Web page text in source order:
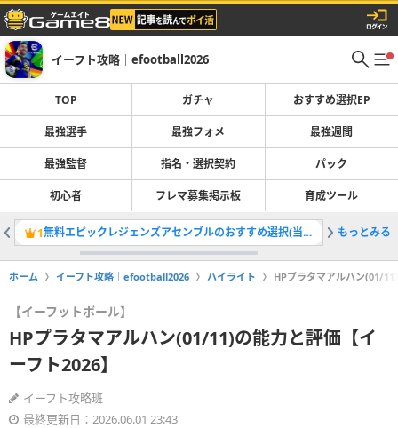
イーフト攻略｜efootball2026
TOP ガチャ おすすめ選択EP
最強選手 最強フォメ 最強週間
最強監督 指名・選択契約 パック
初心者 フレマ募集掲示板 育成ツール
1 無料エピックレジェンズアセンブルのおすすめ選択(当たり)選手ランキングと引き方 2最強選
もっとみる
ホーム イーフト攻略｜efootball2026 ハイライト HPプラタマアルハン(01/
【イーフットボール】
HPプラタマアルハン(01/11)の能力と評価【イ
ーフト2026】
イーフト攻略班
最終更新日：2026.06.01 23:43